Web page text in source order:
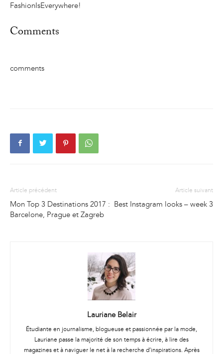
FashionIsEverywhere!
Comments
comments
Article précédent
Mon Top 3 Destinations 2017 :
Barcelone, Prague et Zagreb
Article suivant
Best Instagram looks – week 3
Lauriane Belair
Étudiante en journalisme, blogueuse et passionnée par la mode,
Lauriane passe la majorité de son temps à écrire, à lire des
magazines et à naviguer le net à la recherche d’inspirations. Après